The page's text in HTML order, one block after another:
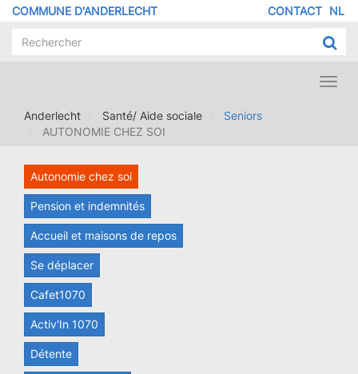
Aller
contenu
COMMUNE D'ANDERLECHT NL
DE
CONTACT
Anderlecht
Santé/ Aide sociale
Seniors
AUTONOMIE CHEZ SOI
Autonomie chez soi
Pension et indemnités
Accueil et maisons de repos
Se déplacer
Cafet1070
Activ'In 1070
Détente